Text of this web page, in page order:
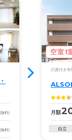
料)
料)
空室1
介護付き有
月額
自立